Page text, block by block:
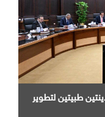
مدينتين طبيتين لتطوير